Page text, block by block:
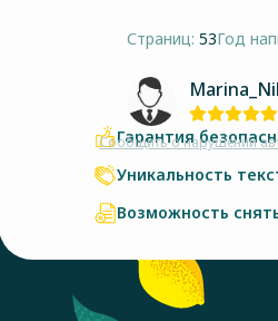
Страниц: 53Год
Сообщить о нарушении
Гарантия
Уникальность
Возможность